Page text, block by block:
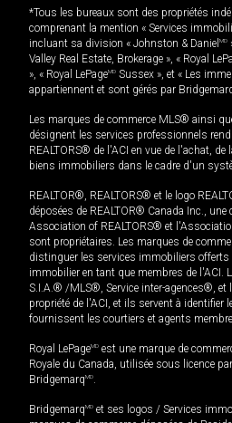
*Tous les bureaux sont des propriétés
comprenant la mention « Services
incluant sa division « Johnston & Daniel MD
Valley Real Estate, Brokerage », « Royal
», « Royal LePageMD Sussex », et « Les
appartiennent et sont gérés par
Les marques de commerce MLS® ainsi
désignent les services professionnels
REALTORS® de l'ACI en vue de l'achat, de
biens immobiliers dans le cadre d'un
REALTOR®, REALTORS® et le logo
déposées de REALTOR® Canada Inc.,
Association of REALTORS® et
sont propriétaires. Les marques de
distinguer les services immobiliers offerts
immobilier en tant que membres de l'ACI.
S.I.A.® /MLS®, Service inter-agences®,
propriété de l'ACI, et ils servent à
fournissent les courtiers et agents
Royal LePageMD est une marque de
Royale du Canada, utilisée sous licence
BridgemarqMD.
BridgemarqMD et ses logos / Services